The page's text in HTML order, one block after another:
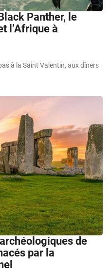
Panther, le
l’Afrique à
à la Saint Valentin, aux dîners
de
par la